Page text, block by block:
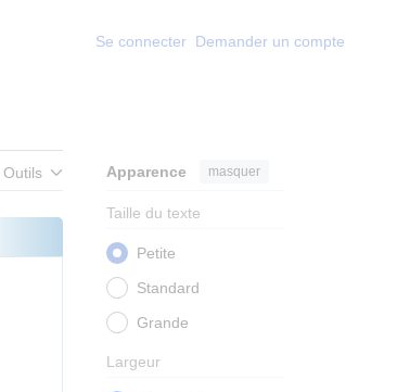
Se connecter Demander un compte
Outils Apparence masquer
Taille du texte
Petite
Standard
Grande
Largeur